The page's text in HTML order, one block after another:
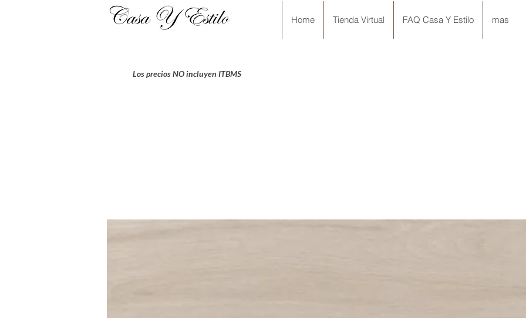
Home Tienda Virtual FAQ Casa Y Estilo mas
Los precios NO incluyen ITBMS